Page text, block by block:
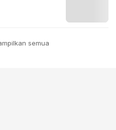
semua